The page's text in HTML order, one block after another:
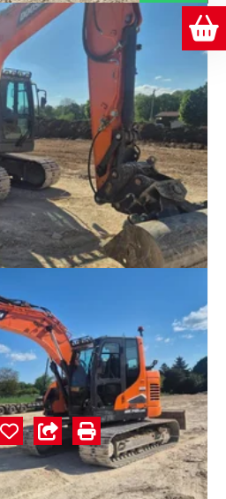
DX140LCR-7#E002201
7
Doosan
DX140LCR-7
2022
Nc
1" "200"," h
Bon état